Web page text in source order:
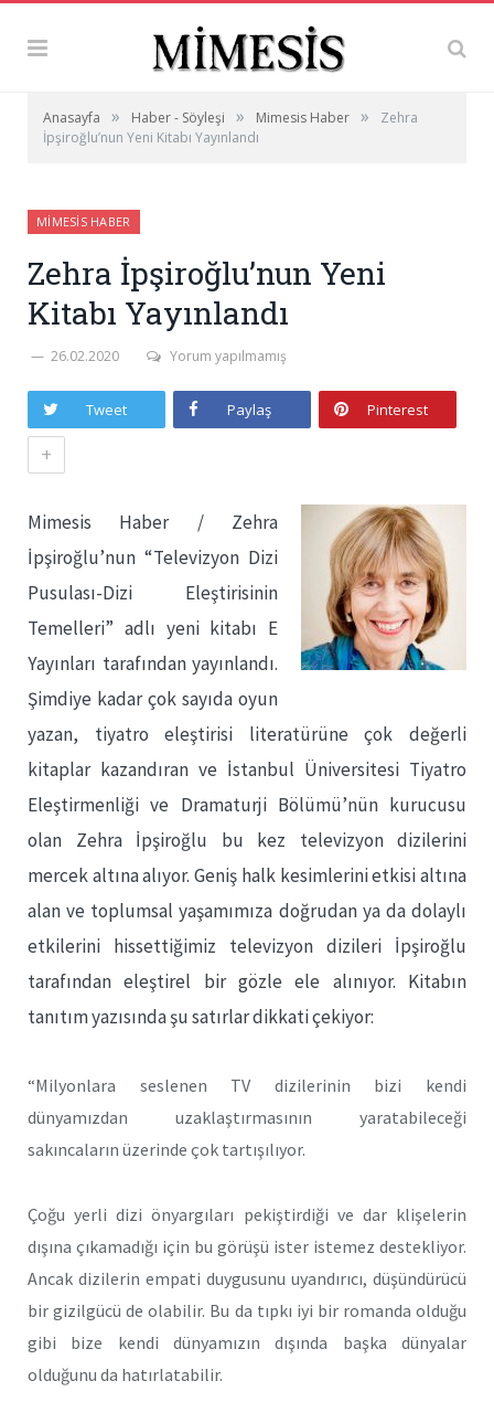
Anasayfa » Haber - Söyleşi » Mimesis Haber »
Zehra
İpşiroğlu’nun Yeni Kitabı Yayınlandı
MIMESIS HABER
Zehra İpşiroğlu’nun Yeni
Kitabı Yayınlandı
26.02.2020 Yorum yapılmamış
Tweet Paylaş Pinterest
+
Mimesis Haber / Zehra
İpşiroğlu’nun “Televizyon Dizi
Pusulası-Dizi Eleştirisinin
Temelleri” adlı yeni kitabı E
Yayınları tarafından yayınlandı.
Şimdiye kadar çok sayıda oyun
yazan, tiyatro eleştirisi literatürüne çok değerli
kitaplar kazandıran ve İstanbul Üniversitesi Tiyatro
Eleştirmenliği ve Dramaturji Bölümü’nün kurucusu
olan Zehra İpşiroğlu bu kez televizyon dizilerini
mercek altına alıyor. Geniş halk kesimlerini etkisi altına
alan ve toplumsal yaşamımıza doğrudan ya da dolaylı
etkilerini hissettiğimiz televizyon dizileri İpşiroğlu
tarafından eleştirel bir gözle ele alınıyor. Kitabın
tanıtım yazısında şu satırlar dikkati çekiyor:
“Milyonlara seslenen TV dizilerinin bizi kendi
dünyamızdan uzaklaştırmasının yaratabileceği
sakıncaların üzerinde çok tartışılıyor.
Çoğu yerli dizi önyargıları pekiştirdiği ve dar klişelerin
dışına çıkamadığı için bu görüşü ister istemez destekliyor.
Ancak dizilerin empati duygusunu uyandırıcı, düşündürücü
bir gizilgücü de olabilir. Bu da tıpkı iyi bir romanda olduğu
gibi bize kendi dünyamızın dışında başka dünyalar
olduğunu da hatırlatabilir.